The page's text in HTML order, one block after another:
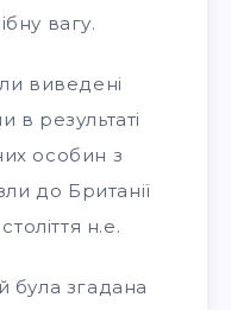
вагу.
виведені
результаті
особин з
до Британії
н.е.
згадана